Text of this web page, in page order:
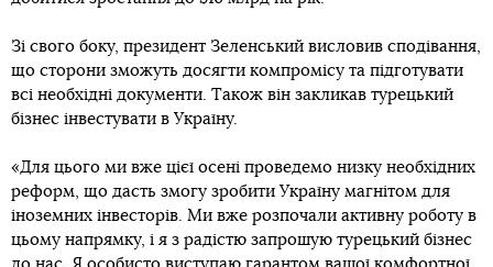
Зі свого боку, президент Зеленський висловив сподівання,
що сторони зможуть досягти компромісу та підготувати
всі необхідні документи. Також він закликав турецький
бізнес інвестувати в Україну.
«Для цього ми вже цієї осені проведемо низку необхідних
реформ, що дасть змогу зробити Україну магнітом для
іноземних інвесторів. Ми вже розпочали активну роботу в
цьому напрямку, і я з радістю запрошую турецький бізнес